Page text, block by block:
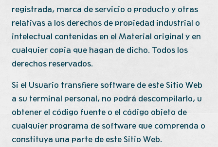
registrada, marca de servicio o producto y otras
relativas a los derechos de propiedad industrial o
intelectual contenidas en el Material original y en
cualquier copia que hagan de dicho. Todos los
derechos reservados.
Si el Usuario transfiere software de este Sitio Web
a su terminal personal, no podrá descompilarlo, u
obtener el código fuente o el código objeto de
cualquier programa de software que comprenda o
constituya una parte de este Sitio Web.